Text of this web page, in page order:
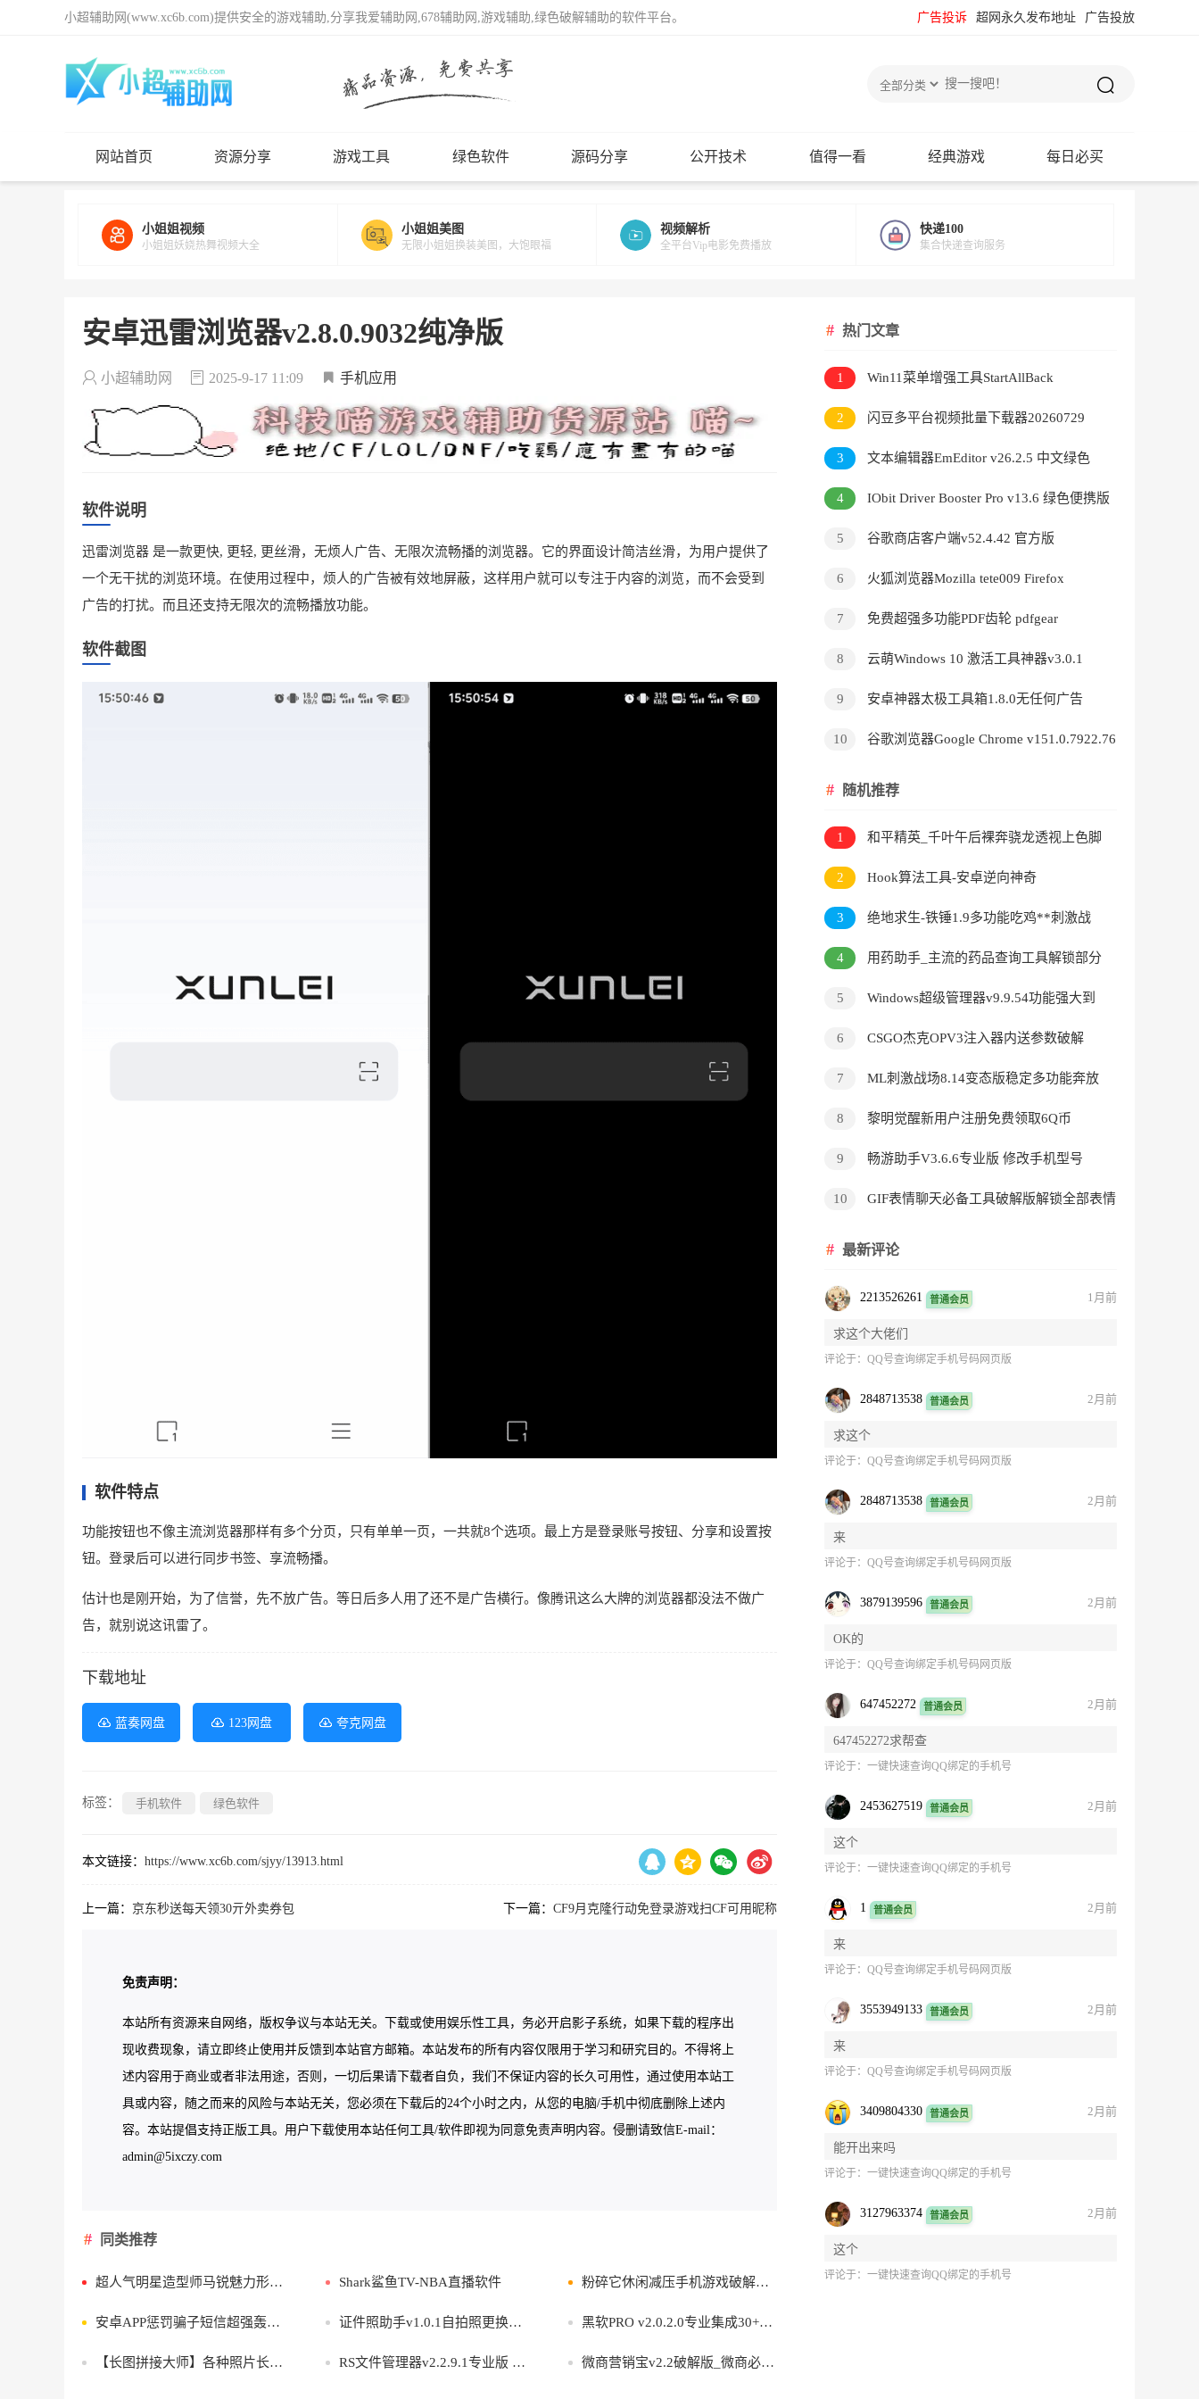
小超辅助网(www.xc6b.com)提供安全的游戏辅助,分享我爱辅助网,678辅助网,游戏辅助,绿色破解辅助的软件平台。 广告投放
超网永久发布地址
广告投诉
网站首页 资源分享 游戏工具 绿色软件 源码分享 公开技术 值得一看 经典游戏 每日必买
小姐姐视频
小姐姐妖娆热舞视频大全
小姐姐美图
无限小姐姐换装美图，大饱眼福
视频解析
全平台Vip电影免费播放
快递100
集合快递查询服务
安卓迅雷浏览器v2.8.0.9032纯净版
小超辅助网 2025-9-17 11:09 手机应用
软件说明
迅雷浏览器 是一款更快, 更轻, 更丝滑，无烦人广告、无限次流畅播的浏览器。它的界面设计简洁丝滑，为用户提供了
一个无干扰的浏览环境。在使用过程中，烦人的广告被有效地屏蔽，这样用户就可以专注于内容的浏览，而不会受到
广告的打扰。而且还支持无限次的流畅播放功能。
软件截图
软件特点
功能按钮也不像主流浏览器那样有多个分页，只有单单一页，一共就8个选项。最上方是登录账号按钮、分享和设置按
钮。登录后可以进行同步书签、享流畅播。
估计也是刚开始，为了信誉，先不放广告。等日后多人用了还不是广告横行。像腾讯这么大牌的浏览器都没法不做广
告，就别说这讯雷了。
下载地址
蓝奏网盘 123网盘 夸克网盘
标签： 手机软件 绿色软件
本文链接： https://www.xc6b.com/sjyy/13913.html
上一篇： 京东秒送每天领30亓外卖券包 下一篇：CF9月克隆行动免登录游戏扫CF可用昵称
免责声明：
本站所有资源来自网络，版权争议与本站无关。下载或使用娱乐性工具，务必开启影子系统，如果下载的程序出
现收费现象，请立即终止使用并反馈到本站官方邮箱。本站发布的所有内容仅限用于学习和研究目的。不得将上
述内容用于商业或者非法用途，否则，一切后果请下载者自负，我们不保证内容的长久可用性，通过使用本站工
具或内容，随之而来的风险与本站无关，您必须在下载后的24个小时之内，从您的电脑/手机中彻底删除上述内
容。本站提倡支持正版工具。用户下载使用本站任何工具/软件即视为同意免责声明内容。侵删请致信E-mail：
admin@5ixczy.com
同类推荐
超人气明星造型师马锐魅力形象速成课 Shark鲨鱼TV-NBA直播软件 粉碎它休闲减压手机游戏破解版无限金钱
安卓APP惩罚骗子短信超强轰炸机 证件照助手v1.0.1自拍照更换背景正式版 黑软PRO v2.0.2.0专业集成30+种功能
【长图拼接大师】各种照片长图拼接 晒圈必备v1.8.0 RS文件管理器v2.2.9.1专业版 文件管理器 微商营销宝v2.2破解版_微商必备P图神器各种P图以假乱真登录即为VIP
热门文章
1
Win11菜单增强工具StartAllBack
v3.9.24.5378直装版
2
闪豆多平台视频批量下载器20260729
3
文本编辑器EmEditor v26.2.5 中文绿色
版
4
IObit Driver Booster Pro v13.6 绿色便携版
5 谷歌商店客户端v52.4.42 官方版
6
火狐浏览器Mozilla tete009 Firefox
7
免费超强多功能PDF齿轮 pdfgear
8
云萌Windows 10 激活工具神器v3.0.1
9 安卓神器太极工具箱1.8.0无任何广告
10
谷歌浏览器Google Chrome v151.0.7922.76
随机推荐
1
和平精英_千叶午后裸奔骁龙透视上色脚
本
2
Hook算法工具-安卓逆向神奇
3
绝地求生-铁锤1.9多功能吃鸡**刺激战
场腾讯国际服
4
用药助手_主流的药品查询工具解锁部分
5
Windows超级管理器v9.9.54功能强大到
6
CSGO杰克OPV3注入器内送参数破解
7
ML刺激战场8.14变态版稳定多功能奔放
8
黎明觉醒新用户注册免费领取6Q币
9 畅游助手V3.6.6专业版 修改手机型号
10
GIF表情聊天必备工具破解版解锁全部表情
最新评论
2213526261 普通会员 1月前
求这个大佬们
评论于：QQ号查询绑定手机号码网页版
2848713538 普通会员 2月前
求这个
评论于：QQ号查询绑定手机号码网页版
2848713538 普通会员 2月前
来
评论于：QQ号查询绑定手机号码网页版
3879139596 普通会员 2月前
OK的
评论于：QQ号查询绑定手机号码网页版
647452272 普通会员 2月前
647452272求帮查
评论于：一键快速查询QQ绑定的手机号
2453627519 普通会员 2月前
这个
评论于：一键快速查询QQ绑定的手机号
1 普通会员 2月前
来
评论于：QQ号查询绑定手机号码网页版
3553949133 普通会员 2月前
来
评论于：QQ号查询绑定手机号码网页版
3409804330 普通会员 2月前
能开出来吗
评论于：一键快速查询QQ绑定的手机号
3127963374 普通会员 2月前
这个
评论于：一键快速查询QQ绑定的手机号